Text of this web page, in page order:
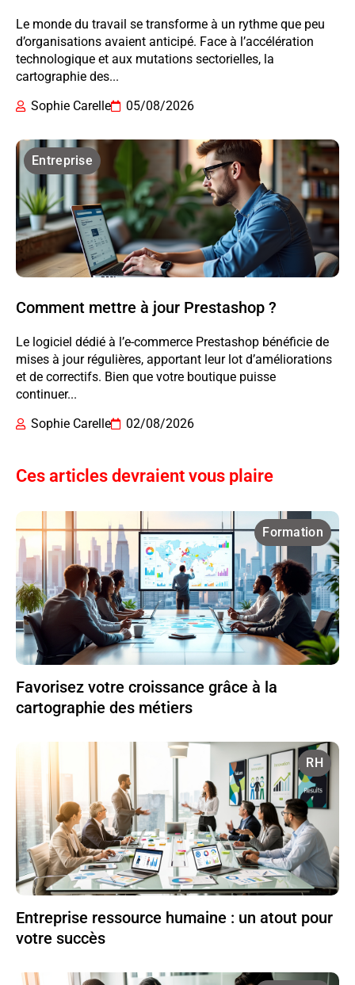
Le monde du travail se transforme à un rythme que peu
d’organisations avaient anticipé. Face à l’accélération
technologique et aux mutations sectorielles, la
cartographie des...
Sophie Carelle
05/08/2026
Entreprise
Comment mettre à jour Prestashop ?
Le logiciel dédié à l’e-commerce Prestashop bénéficie de
mises à jour régulières, apportant leur lot d’améliorations
et de correctifs. Bien que votre boutique puisse
continuer...
Sophie Carelle
02/08/2026
Ces articles devraient vous plaire
Formation
Favorisez votre croissance grâce à la
cartographie des métiers
RH
Entreprise ressource humaine : un atout pour
votre succès